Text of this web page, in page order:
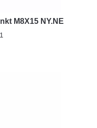
M8X15 NY.NE